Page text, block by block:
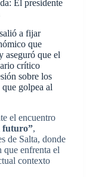
El presidente
a fijar
que
aseguró que el
crítico
sobre los
golpea al
el encuentro
futuro”,
de Salta, donde
que enfrenta el
contexto